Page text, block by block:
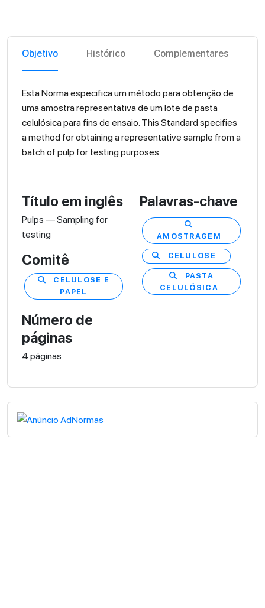
Objetivo Histórico Complementares
Esta Norma especifica um método para obtenção de
uma amostra representativa de um lote de pasta
celulósica para fins de ensaio. This Standard specifies
a method for obtaining a representative sample from a
batch of pulp for testing purposes.
Título em inglês
Pulps — Sampling for
testing
Comitê
CELULOSE E
PAPEL
Número de
páginas
4 páginas
Palavras-chave
AMOSTRAGEM
CELULOSE
PASTA
CELULÓSICA